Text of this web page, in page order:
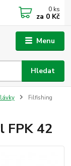
Menu
Hledat
0 ks
za 0 Kč
Filfishing
FPK 42